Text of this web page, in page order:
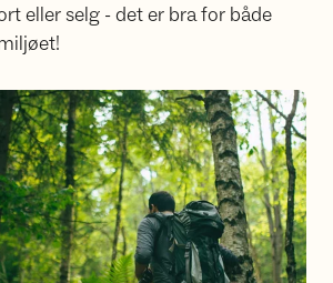
eller selg - det er bra for både